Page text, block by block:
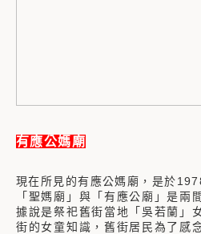
有應公媽廟
現在所見的有應公媽廟，是於
「聖媽廟」與「有應公廟」是兩
據說是祭祀舊街當地「吳若蘭」
街的女童知識，舊街居民為了感